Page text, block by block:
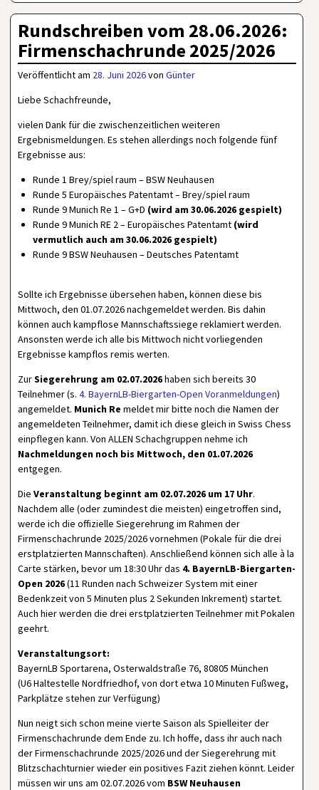
Rundschreiben vom 28.06.2026:
Firmenschachrunde 2025/2026
Veröffentlicht am 28. Juni 2026vonGünter
Liebe Schachfreunde,
vielen Dank für die zwischenzeitlichen weiteren
Ergebnismeldungen. Es stehen allerdings noch folgende fünf
Ergebnisse aus:
Runde 1 Brey/spiel raum – BSW Neuhausen
Runde 5 Europäisches Patentamt – Brey/spiel raum
Runde 9 Munich Re 1 – G+D (wird am 30.06.2026 gespielt)
Runde 9 Munich RE 2 – Europäisches Patentamt (wird
vermutlich auch am 30.06.2026 gespielt)
Runde 9 BSW Neuhausen – Deutsches Patentamt
Sollte ich Ergebnisse übersehen haben, können diese bis
Mittwoch, den 01.07.2026 nachgemeldet werden. Bis dahin
können auch kampflose Mannschaftssiege reklamiert werden.
Ansonsten werde ich alle bis Mittwoch nicht vorliegenden
Ergebnisse kampflos remis werten.
ZurSiegerehrung am 02.07.2026haben sich bereits 30
Teilnehmer (s.4. BayernLB-Biergarten-Open Voranmeldungen)
angemeldet. Munich Re meldet mir bitte noch die Namen der
angemeldeten Teilnehmer, damit ich diese gleich in Swiss Chess
einpflegen kann. Von ALLEN Schachgruppen nehme ich
Nachmeldungen noch bis Mittwoch, den 01.07.2026
entgegen.
DieVeranstaltung beginnt am 02.07.2026 um 17 Uhr.
Nachdem alle (oder zumindest die meisten) eingetroffen sind,
werde ich die offizielle Siegerehrung im Rahmen der
Firmenschachrunde 2025/2026 vornehmen (Pokale für die drei
erstplatzierten Mannschaften). Anschließend können sich alle à la
Carte stärken, bevor um 18:30 Uhr das 4. BayernLB-Biergarten-
Open 2026(11 Runden nach Schweizer System mit einer
Bedenkzeit von 5 Minuten plus 2 Sekunden Inkrement) startet.
Auch hier werden die drei erstplatzierten Teilnehmer mit Pokalen
geehrt.
Veranstaltungsort:
BayernLB Sportarena, Osterwaldstraße 76, 80805 München
(U6 Haltestelle Nordfriedhof, von dort etwa 10 Minuten Fußweg,
Parkplätze stehen zur Verfügung)
Nun neigt sich schon meine vierte Saison als Spielleiter der
Firmenschachrunde dem Ende zu. Ich hoffe, dass ihr auch nach
der Firmenschachrunde 2025/2026 und der Siegerehrung mit
Blitzschachturnier wieder ein positives Fazit ziehen könnt. Leider
müssen wir uns am 02.07.2026 vom BSW Neuhausen